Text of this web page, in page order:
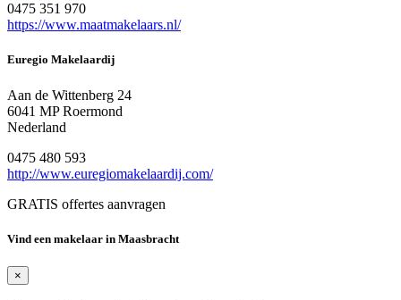
0475 351 970
https://www.maatmakelaars.nl/
Euregio Makelaardij
Aan de Wittenberg 24
6041 MP Roermond
Nederland
0475 480 593
http://www.euregiomakelaardij.com/
GRATIS offertes aanvragen
Vind een makelaar in Maasbracht
×